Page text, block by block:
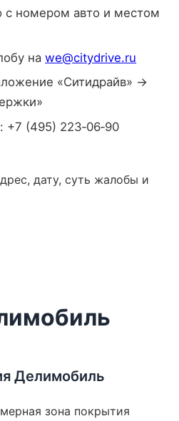
с номером авто и местом
наwe@citydrive.ru
«Ситидрайв» →
+7 (495) 223‑06‑90
дату, суть жалобы и
Делимобиль
зона покрытия